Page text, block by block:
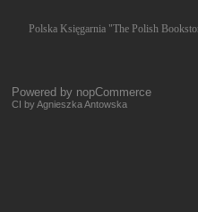
Polska Księgarnia "The Polish
Powered by nopCommerce
CI by Agnieszka Antowska